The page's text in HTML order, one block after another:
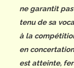
ne garantit
tenu de sa
à la
en
est atteinte,